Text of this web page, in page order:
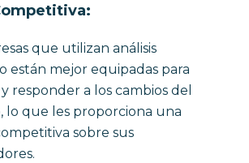
que utilizan análisis
están mejor equipadas para
responder a los cambios del
lo que les proporciona una
sobre sus